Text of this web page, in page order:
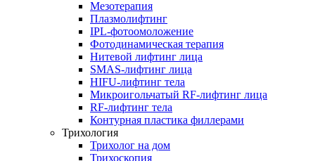
Мезотерапия
Плазмолифтинг
IPL-фотоомоложение
Фотодинамическая терапия
Нитевой лифтинг лица
SMAS-лифтинг лица
HIFU-лифтинг тела
Микроигольчатый RF-лифтинг лица
RF-лифтинг тела
Контурная пластика филлерами
Трихология
Трихолог на дом
Трихоскопия